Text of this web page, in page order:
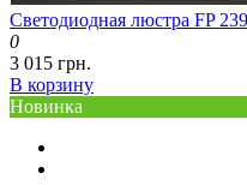
Светодиодная люстра FP
0
3 015 грн.
В корзину
Новинка